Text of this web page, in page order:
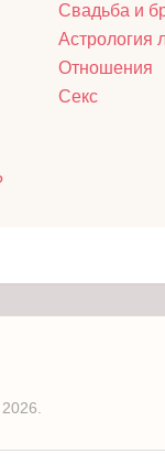
Свадьба и
Астрология
Отношения
Секс